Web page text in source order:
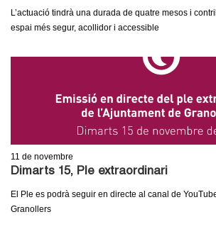
L’actuació tindrà una durada de quatre mesos i
espai més segur, acollidor i accessible
11 de novembre
Dimarts 15, Ple extraordinari
El Ple es podrà seguir en directe al canal de
Granollers